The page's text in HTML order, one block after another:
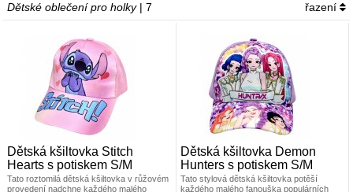
Dětské oblečení pro holky | 7 řazení
Dětská kšiltovka Stitch
Hearts s potiskem S/M
Tato roztomilá dětská kšiltovka v růžovém
provedení nadchne každého malého
Dětská kšiltovka Demon
Hunters s potiskem S/M
Tato stylová dětská kšiltovka potěší
každého malého fanouška populárních